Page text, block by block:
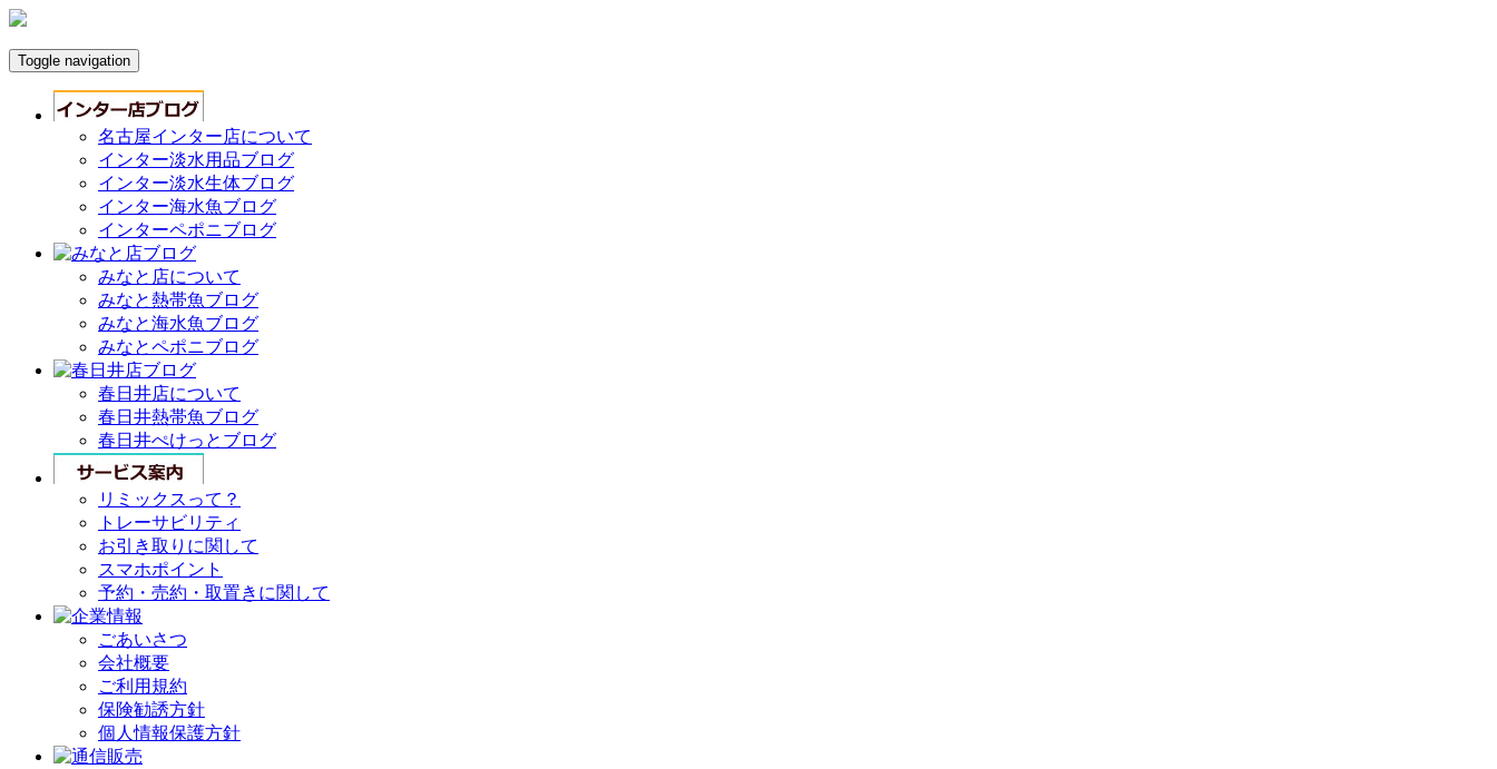
Toggle navigation
名古屋インター店について
インター淡水用品ブログ
インター淡水生体ブログ
インター海水魚ブログ
インターペポニブログ
みなと店について
みなと熱帯魚ブログ
みなと海水魚ブログ
みなとペポニブログ
春日井店について
春日井熱帯魚ブログ
春日井ぺけっとブログ
リミックスって？
トレーサビリティ
お引き取りに関して
スマホポイント
予約・売約・取置きに関して
ごあいさつ
会社概要
ご利用規約
保険勧誘方針
個人情報保護方針